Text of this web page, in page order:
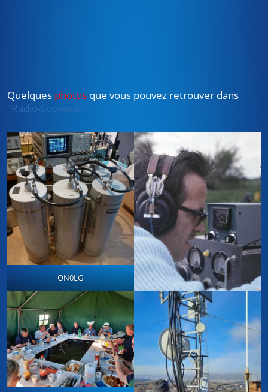
Quelques photosque vous pouvez retrouver dans
"Radio-Souvenir"
ON0LG